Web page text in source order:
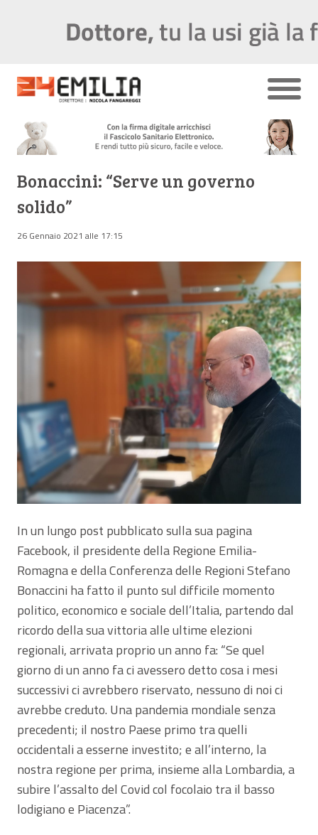
Bonaccini: “Serve un governo
solido”
26 Gennaio 2021 alle 17:15
In un lungo post pubblicato sulla sua pagina
Facebook, il presidente della Regione Emilia-
Romagna e della Conferenza delle Regioni Stefano
Bonaccini ha fatto il punto sul difficile momento
politico, economico e sociale dell’Italia, partendo dal
ricordo della sua vittoria alle ultime elezioni
regionali, arrivata proprio un anno fa: “Se quel
giorno di un anno fa ci avessero detto cosa i mesi
successivi ci avrebbero riservato, nessuno di noi ci
avrebbe creduto. Una pandemia mondiale senza
precedenti; il nostro Paese primo tra quelli
occidentali a esserne investito; e all’interno, la
nostra regione per prima, insieme alla Lombardia, a
subire l’assalto del Covid col focolaio tra il basso
lodigiano e Piacenza”.